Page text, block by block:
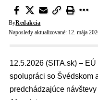
Naposledy aktualizované: 12. mája
ByRedakcia
12.5.2026 (SITA.sk) –
spolupráci so Švédskom
predchádzajúce